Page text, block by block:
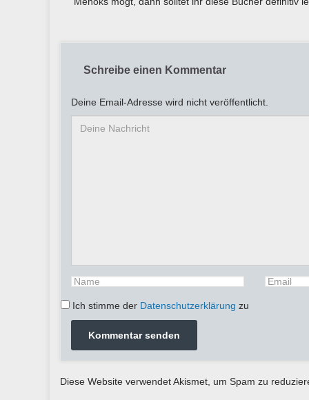
Schreibe einen Kommentar
Deine Email-Adresse wird nicht veröffentlicht.
Ich stimme der Datenschutzerklärung zu
Diese Website verwendet Akismet, um Spam zu